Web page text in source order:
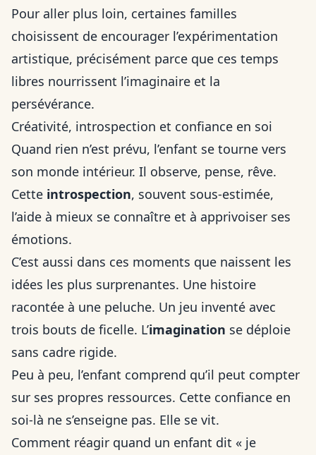
Pour aller plus loin, certaines familles
choisissent de encourager l’expérimentation
artistique, précisément parce que ces temps
libres nourrissent l’imaginaire et la
persévérance.
Créativité, introspection et confiance en soi
Quand rien n’est prévu, l’enfant se tourne vers
son monde intérieur. Il observe, pense, rêve.
Cette introspection, souvent sous-estimée,
l’aide à mieux se connaître et à apprivoiser ses
émotions.
C’est aussi dans ces moments que naissent les
idées les plus surprenantes. Une histoire
racontée à une peluche. Un jeu inventé avec
trois bouts de ficelle. L’imagination se déploie
sans cadre rigide.
Peu à peu, l’enfant comprend qu’il peut compter
sur ses propres ressources. Cette confiance en
soi-là ne s’enseigne pas. Elle se vit.
Comment réagir quand un enfant dit « je